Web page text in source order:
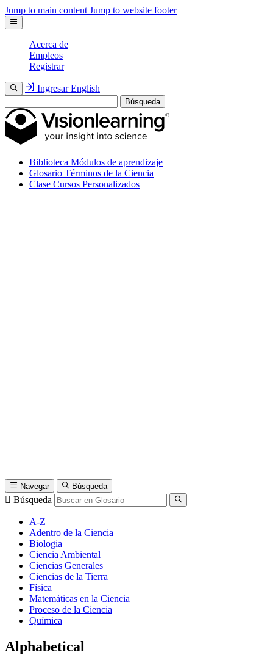
Jump to main content Jump to website footer
Acerca de
Empleos
Registrar
Ingresar English
Búsqueda
Biblioteca Módulos de aprendizaje
Glosario Términos de la Ciencia
Clase Cursos Personalizados
Navegar Búsqueda
Búsqueda
A-Z
Adentro de la Ciencia
Biologia
Ciencia Ambiental
Ciencias Generales
Ciencias de la Tierra
Física
Matemáticas en la Ciencia
Proceso de la Ciencia
Química
Alphabetical